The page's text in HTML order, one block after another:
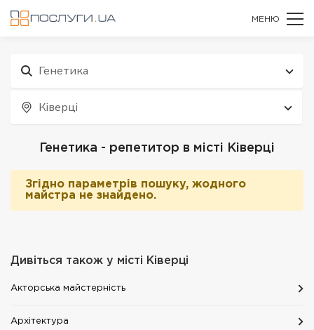
МЕНЮ
Генетика
Ківерці
Генетика - репетитор в місті Ківерці
Згідно параметрів пошуку, жодного
майстра не знайдено.
Дивіться також у місті Ківерці
Акторська майстерність
Архітектура